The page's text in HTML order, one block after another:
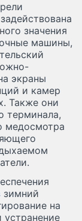
значения
машины,
экраны
и камер
Также они
терминала,
медосмотра
зимний
на
устранение